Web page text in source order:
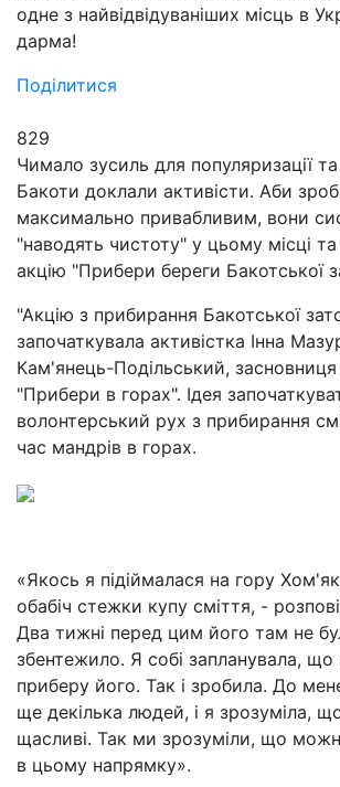
одне з найвідвідуваніших місць в
дарма!
Поділитися
829
Чимало зусиль для популяризації
Бакоти доклали активісти. Аби
максимально привабливим, вони
"наводять чистоту" у цьому місці
акцію "Прибери береги Бакотської
"Акцію з прибирання Бакотської
започаткувала активістка Інна
Кам'янець-Подільський,
"Прибери в горах". Ідея
волонтерський рух з прибирання
час мандрів в горах.
«Якось я підіймалася на гору
обабіч стежки купу сміття, -
Два тижні перед цим його там не
збентежило. Я собі запланувала, що
приберу його. Так і зробила. До
ще декілька людей, і я зрозуміла,
щасливі. Так ми зрозуміли, що
в цьому напрямку».